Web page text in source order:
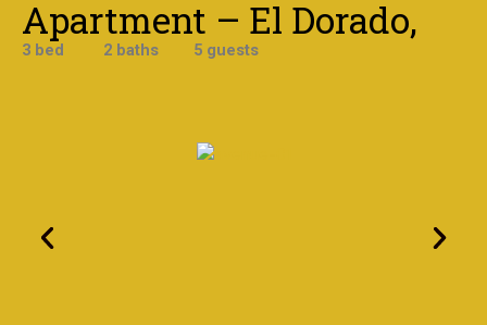
Apartment – El Dorado,
3 bed 2 baths 5 guests